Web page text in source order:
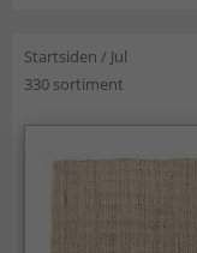
Startsiden / Jul
330 sortiment